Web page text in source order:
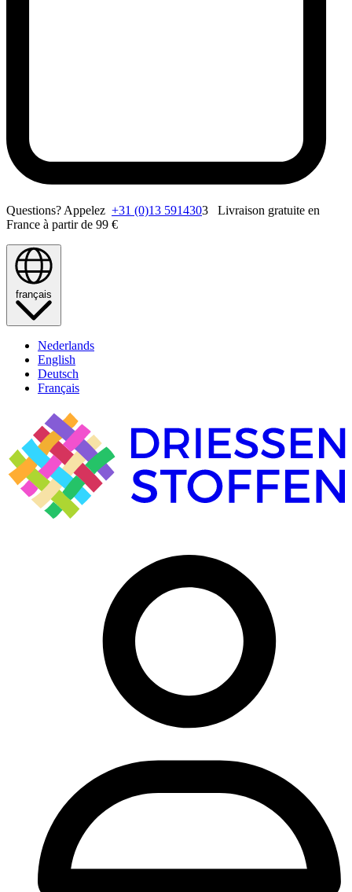
Questions? Appelez +31 (0)13 5914303 Livraison gratuite en
France à partir de 99 €
français
Nederlands
English
Deutsch
Français